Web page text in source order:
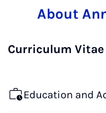
About
Curriculum Vitae
Education and